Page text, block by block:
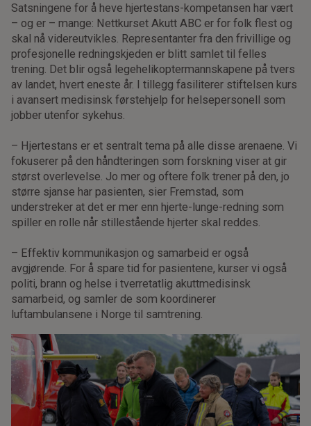
Satsningene for å heve hjertestans-kompetansen har vært
– og er – mange: Nettkurset Akutt ABC er for folk flest og
skal nå videreutvikles. Representanter fra den frivillige og
profesjonelle redningskjeden er blitt samlet til felles
trening. Det blir også legehelikoptermannskapene på tvers
av landet, hvert eneste år. I tillegg fasiliterer stiftelsen kurs
i avansert medisinsk førstehjelp for helsepersonell som
jobber utenfor sykehus.
– Hjertestans er et sentralt tema på alle disse arenaene. Vi
fokuserer på den håndteringen som forskning viser at gir
størst overlevelse. Jo mer og oftere folk trener på den, jo
større sjanse har pasienten, sier Fremstad, som
understreker at det er mer enn hjerte-lunge-redning som
spiller en rolle når stillestående hjerter skal reddes.
– Effektiv kommunikasjon og samarbeid er også
avgjørende. For å spare tid for pasientene, kurser vi også
politi, brann og helse i tverretatlig akuttmedisinsk
samarbeid, og samler de som koordinerer
luftambulansene i Norge til samtrening.